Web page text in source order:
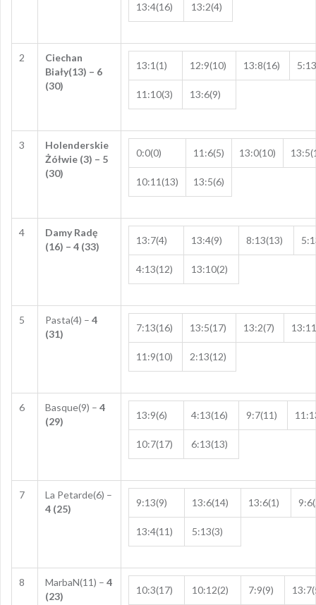
13:4(16) 13:2(4)
2
Ciechan
Biały(13) – 6
(30)
13:1(1) 12:9(10) 13:8(16)
11:10(3) 13:6(9)
3
Holenderskie
Żółwie (3) – 5
(30)
0:0(0) 11:6(5) 13:0(10)
10:11(13) 13:5(6)
4
Damy Radę
(16) – 4 (33)
13:7(4) 13:4(9) 8:13(13)
4:13(12) 13:10(2)
5 Pasta(4) – 4
(31)
7:13(16) 13:5(17) 13:2(7)
11:9(10) 2:13(12)
6 Basque(9) – 4
(29)
13:9(6) 4:13(16) 9:7(11)
10:7(17) 6:13(13)
7
La Petarde(6) –
4 (25)
9:13(9) 13:6(14) 13:6(1)
13:4(11) 5:13(3)
8 MarbaN(11) – 4
(23)
10:3(17) 10:12(2) 7:9(9)